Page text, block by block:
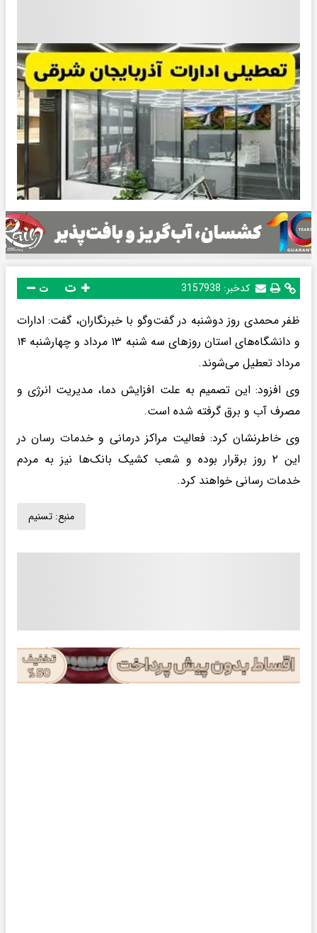
کدخبر: 3157938 ت
ظفر محمدی روز دوشنبه در گفت‌وگو با خبرنگاران، گفت: ادارات
و دانشگاه‌های استان روزهای سه شنبه ۱۳ مرداد و چهارشنبه ۱۴
مرداد تعطیل می‌شوند.
وی افزود: این تصمیم به علت افزایش دما، مدیریت انرژی و
مصرف آب و برق گرفته شده است.
وی خاطرنشان کرد: فعالیت مراکز درمانی و خدمات رسان در
این ۲ روز برقرار بوده و شعب کشیک بانک‌ها نیز به مردم
خدمات رسانی خواهند کرد.
منبع: تسنیم